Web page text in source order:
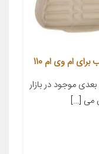
معرفی محصول بر خلاف کفپوش های 3 بعدی موجود در بازار
می […]